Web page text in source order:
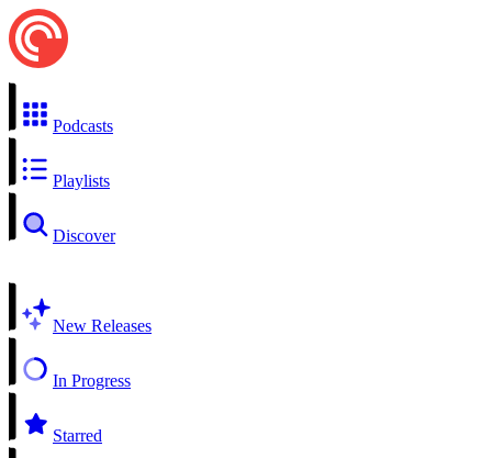
Podcasts
Playlists
Discover
New Releases
In Progress
Starred